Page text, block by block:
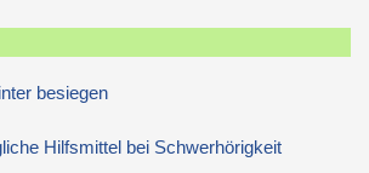
besiegen
Hilfsmittel bei Schwerhörigkeit